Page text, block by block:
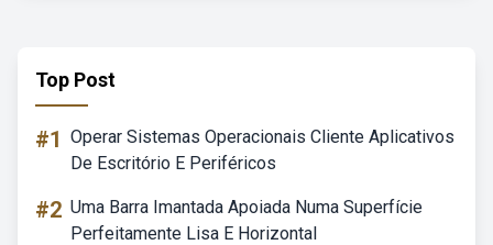
Top Post
#1 Operar Sistemas Operacionais Cliente Aplicativos
De Escritório E Periféricos
#2 Uma Barra Imantada Apoiada Numa Superfície
Perfeitamente Lisa E Horizontal